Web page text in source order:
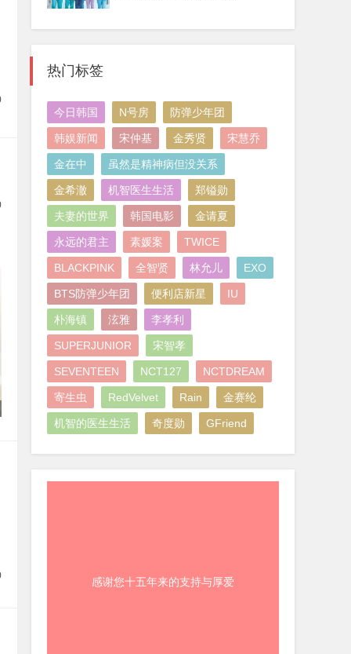
热门标签
今日韩国 N号房 防弹少年团
韩娱新闻 宋仲基 金秀贤 宋慧乔
金在中 虽然是精神病但没关系
金希澈 机智医生生活 郑镒勋
夫妻的世界 韩国电影 金请夏
永远的君主 素媛案 TWICE
BLACKPINK 全智贤 林允儿 EXO
BTS防弹少年团 便利店新星 IU
朴海镇 泫雅 李孝利
SUPERJUNIOR 宋智孝
SEVENTEEN NCT127 NCTDREAM
寄生虫 RedVelvet Rain 金赛纶
机智的医生生活 奇度勋 GFriend
感谢您十五年来的支持与厚爱